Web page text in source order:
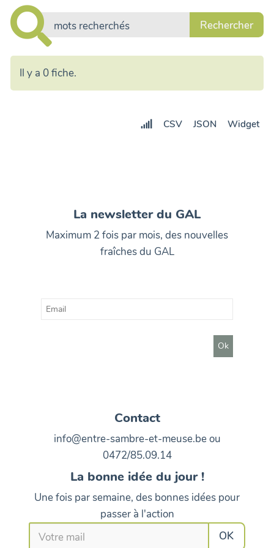
Il y a 0 fiche.
CSV JSON Widget
La newsletter du GAL
Maximum 2 fois par mois, des nouvelles
fraîches du GAL
Contact
info@entre-sambre-et-meuse.be ou
0472/85.09.14
La bonne idée du jour !
Une fois par semaine, des bonnes idées pour
passer à l'action